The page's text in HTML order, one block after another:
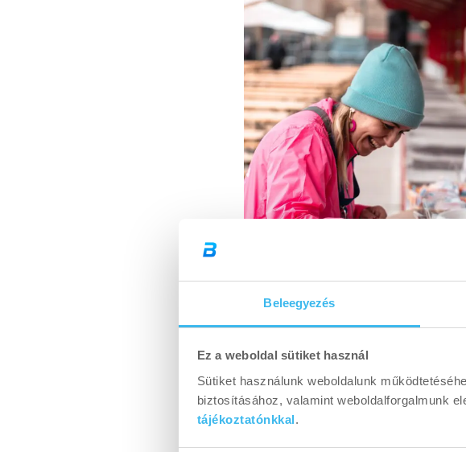
Beleegyezés
Ez a weboldal sütiket használ
Sütiket használunk weboldalunk
biztosításához, valamint weboldalforgalmunk
tájékoztatónkkal.